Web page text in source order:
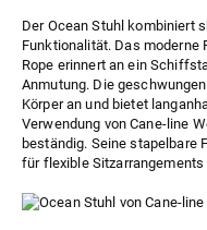
Der Ocean Stuhl kombiniert
Funktionalität. Das moderne
Rope erinnert an ein
Anmutung. Die
Körper an und bietet
Verwendung von Cane-line
beständig. Seine stapelbare
für flexible